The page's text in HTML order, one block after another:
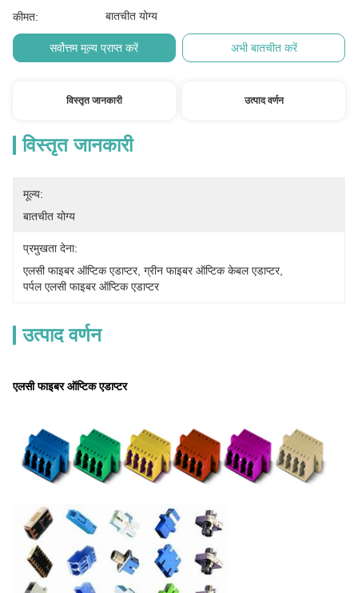
कीमत: बातचीत योग्य
सर्वोत्तम मूल्य प्राप्त करें अभी बातचीत करें
विस्तृत जानकारी उत्पाद वर्णन
विस्तृत जानकारी
मूल्य:
बातचीत योग्य
प्रमुखता देना:
एलसी फाइबर ऑप्टिक एडाप्टर, ग्रीन फाइबर ऑप्टिक केबल एडाप्टर,
पर्पल एलसी फाइबर ऑप्टिक एडाप्टर
उत्पाद वर्णन
एलसी फाइबर ऑप्टिक एडाप्टर